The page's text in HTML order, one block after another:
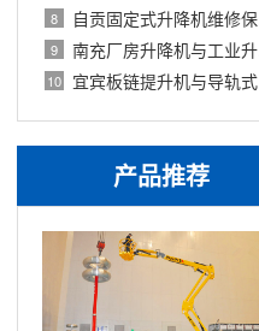
8 自贡固定式升降机维修保养与故障排除
9 南充厂房升降机与工业升降机选型指南
10 宜宾板链提升机与导轨式升降机对比选型
产品推荐